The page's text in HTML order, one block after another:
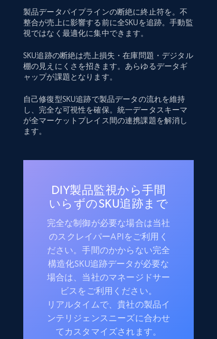
製品データパイプラインの断絶に終止符を。不
整合が売上に影響する前に全SKUを追跡。手動監
視ではなく最適化に集中できます。
SKU追跡の断絶は売上損失・在庫問題・デジタル
棚の見えにくさを招きます。あらゆるデータギ
ャップが課題となります。
自己修復型SKU追跡で製品データの流れを維持
し、完全な可視性を確保。統一データスキーマ
が全マーケットプレイス間の連携課題を解消し
ます。
DIY製品監視から手間
いらずのSKU追跡まで
完全な制御が必要な場合は当社
のスクレイパーAPIをご利用く
ださい。手間のかからない完全
構造化SKU追跡データが必要な
場合は、当社のマネージドサー
ビスをご利用ください。
リアルタイムで、貴社の製品イ
ンテリジェンスニーズに合わせ
てカスタマイズされます。